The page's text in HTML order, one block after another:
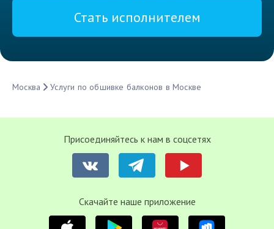
Стать исполнителем
Москва Услуги по обшивке балконов в Москве
Присоединяйтесь к нам в соцсетях
Cкачайте наше приложение